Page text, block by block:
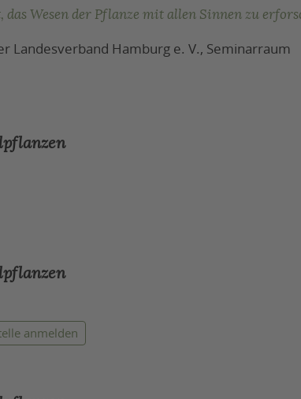
Wesen der Pflanze mit allen Sinnen zu
Landesverband Hamburg e. V., Seminarraum
anmelden